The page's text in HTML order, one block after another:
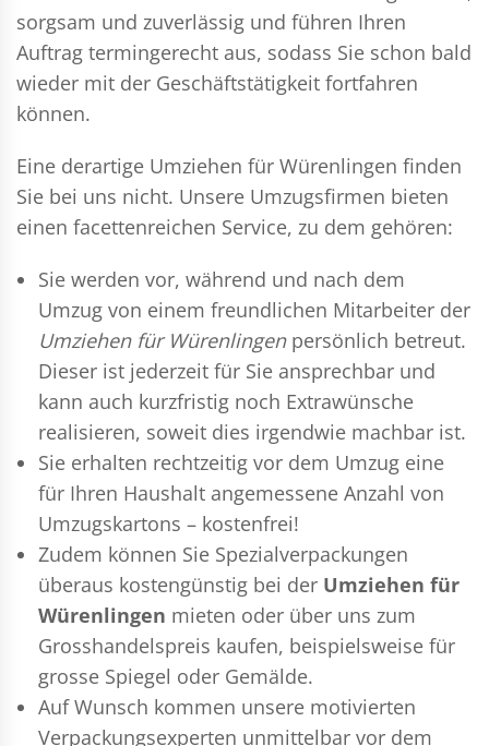
sorgsam und zuverlässig und führen Ihren
Auftrag termingerecht aus, sodass Sie schon bald
wieder mit der Geschäftstätigkeit fortfahren
können.
Eine derartige Umziehen für Würenlingen finden
Sie bei uns nicht. Unsere Umzugsfirmen bieten
einen facettenreichen Service, zu dem gehören:
Sie werden vor, während und nach dem
Umzug von einem freundlichen Mitarbeiter der
Umziehen für Würenlingenpersönlich betreut.
Dieser ist jederzeit für Sie ansprechbar und
kann auch kurzfristig noch Extrawünsche
realisieren, soweit dies irgendwie machbar ist.
Sie erhalten rechtzeitig vor dem Umzug eine
für Ihren Haushalt angemessene Anzahl von
Umzugskartons – kostenfrei!
Zudem können Sie Spezialverpackungen
überaus kostengünstig bei der Umziehen für
Würenlingen mieten oder über uns zum
Grosshandelspreis kaufen, beispielsweise für
grosse Spiegel oder Gemälde.
Auf Wunsch kommen unsere motivierten
Verpackungsexperten unmittelbar vor dem